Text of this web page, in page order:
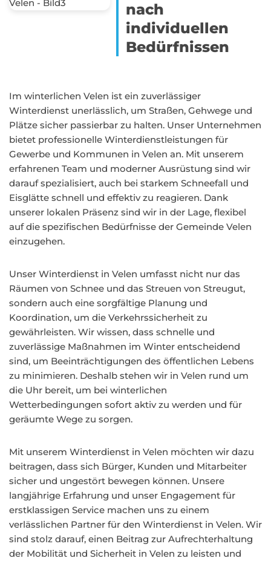
nach
individuellen
Bedürfnissen
Im winterlichen Velen ist ein zuverlässiger
Winterdienst unerlässlich, um Straßen, Gehwege und
Plätze sicher passierbar zu halten. Unser Unternehmen
bietet professionelle Winterdienstleistungen für
Gewerbe und Kommunen in Velen an. Mit unserem
erfahrenen Team und moderner Ausrüstung sind wir
darauf spezialisiert, auch bei starkem Schneefall und
Eisglätte schnell und effektiv zu reagieren. Dank
unserer lokalen Präsenz sind wir in der Lage, flexibel
auf die spezifischen Bedürfnisse der Gemeinde Velen
einzugehen.
Unser Winterdienst in Velen umfasst nicht nur das
Räumen von Schnee und das Streuen von Streugut,
sondern auch eine sorgfältige Planung und
Koordination, um die Verkehrssicherheit zu
gewährleisten. Wir wissen, dass schnelle und
zuverlässige Maßnahmen im Winter entscheidend
sind, um Beeinträchtigungen des öffentlichen Lebens
zu minimieren. Deshalb stehen wir in Velen rund um
die Uhr bereit, um bei winterlichen
Wetterbedingungen sofort aktiv zu werden und für
geräumte Wege zu sorgen.
Mit unserem Winterdienst in Velen möchten wir dazu
beitragen, dass sich Bürger, Kunden und Mitarbeiter
sicher und ungestört bewegen können. Unsere
langjährige Erfahrung und unser Engagement für
erstklassigen Service machen uns zu einem
verlässlichen Partner für den Winterdienst in Velen. Wir
sind stolz darauf, einen Beitrag zur Aufrechterhaltung
der Mobilität und Sicherheit in Velen zu leisten und